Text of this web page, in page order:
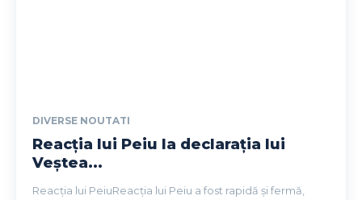
DIVERSE NOUTATI
Reacția lui Peiu la declarația lui
Veștea...
Reacția lui PeiuReacția lui Peiu a fost rapidă și fermă,